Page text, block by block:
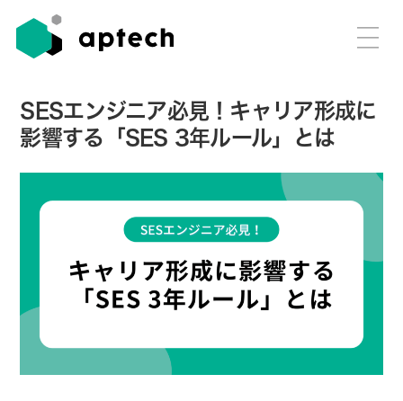
SESエンジニア必見！キャリア形成に
影響する「SES 3年ルール」とは